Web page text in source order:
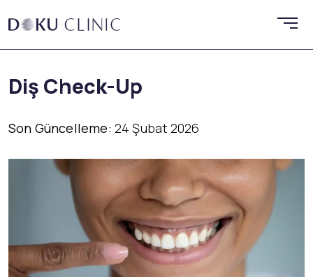
Diş Check-Up
Son Güncelleme: 24 Şubat 2026